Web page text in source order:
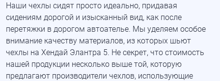
Наши чехлы сидят просто идеально, придавая
сидениям дорогой и изысканный вид, как после
перетяжки в дорогом автоателье. Мы уделяем особое
внимание качеству материалов, из которых шьют
чехлы на Хендай Элантра 5. Не секрет, что стоимость
нашей продукции несколько выше той, которую
предлагают производители чехлов, использующие